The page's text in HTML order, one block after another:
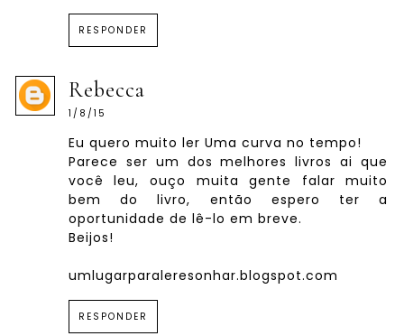
RESPONDER
Rebecca
1/8/15
Eu quero muito ler Uma curva no tempo!
Parece ser um dos melhores livros ai que
você leu, ouço muita gente falar muito
bem do livro, então espero ter a
oportunidade de lê-lo em breve.
Beijos!
umlugarparaleresonhar.blogspot.com
RESPONDER